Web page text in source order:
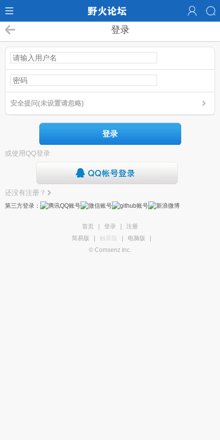
登录
安全提问(未设置请忽略)
登录
或使用QQ登录
还没有注册？
第三方登录：
首页 登录
注册
简易版
触屏版 电脑版
© Comsenz Inc.